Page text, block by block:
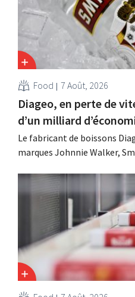
Food 7 Août, 2026
Diageo, en perte de
d’un milliard
Le fabricant de boissons
marques Johnnie Walker,
considérablement ses
croissance, notamment
prêts à boire.